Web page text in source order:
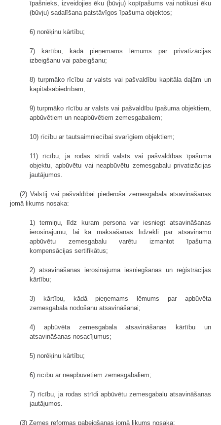
īpašnieks, izveidojies ēku (būvju) kopīpašums vai notikusi ēku
(būvju) sadalīšana patstāvīgos īpašuma objektos;
6) norēķinu kārtību;
7) kārtību, kādā pieņemams lēmums par privatizācijas
izbeigšanu vai pabeigšanu;
8) turpmāko rīcību ar valsts vai pašvaldību kapitāla daļām un
kapitālsabiedrībām;
9) turpmāko rīcību ar valsts vai pašvaldību īpašuma objektiem,
apbūvētiem un neapbūvētiem zemesgabaliem;
10) rīcību ar tautsaimniecībai svarīgiem objektiem;
11) rīcību, ja rodas strīdi valsts vai pašvaldības īpašuma
objektu, apbūvētu vai neapbūvētu zemesgabalu privatizācijas
jautājumos.
(2) Valstij vai pašvaldībai piederoša zemesgabala atsavināšanas
jomā likums nosaka:
1) termiņu, līdz kuram persona var iesniegt atsavināšanas
ierosinājumu, lai kā maksāšanas līdzekli par atsavināmo
apbūvētu zemesgabalu varētu izmantot īpašuma
kompensācijas sertifikātus;
2) atsavināšanas ierosinājuma iesniegšanas un reģistrācijas
kārtību;
3) kārtību, kādā pieņemams lēmums par apbūvēta
zemesgabala nodošanu atsavināšanai;
4) apbūvēta zemesgabala atsavināšanas kārtību un
atsavināšanas nosacījumus;
5) norēķinu kārtību;
6) rīcību ar neapbūvētiem zemesgabaliem;
7) rīcību, ja rodas strīdi apbūvētu zemesgabalu atsavināšanas
jautājumos.
(3) Zemes reformas pabeigšanas jomā likums nosaka: